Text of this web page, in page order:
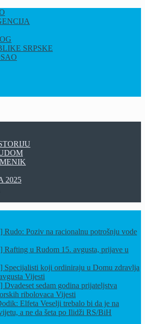
SRPSKE
2025
Rudo: Poziv na racionalnu potrošnju vode
Rafting u Rudom 15. avgusta, prijave u
Specijalisti koji ordiniraju u Domu zdravlja
Vijesti
Dvadeset sedam godina prijateljstva
ribolovaca Vijesti
Elfeta Veselji trebalo bi da je na
a ne da šeta po Ilidži RS/BiH